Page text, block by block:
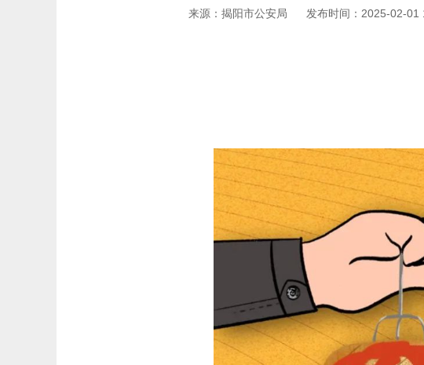
来源：揭阳市公安局 发布时间：2025-02-01